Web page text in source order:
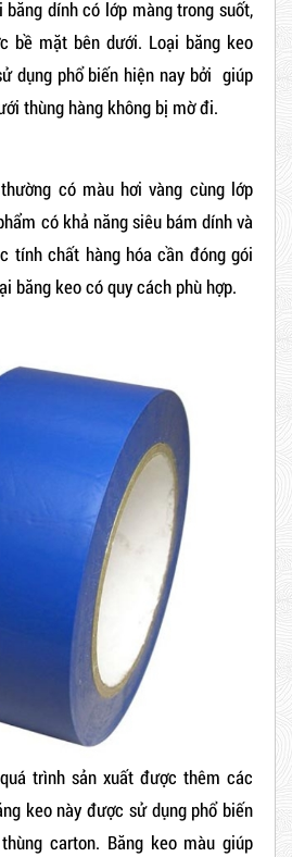
dính có lớp màng trong suốt,
bề mặt bên dưới. Loại băng keo
dụng phổ biến hiện nay bởi giúp
thùng hàng không bị mờ đi.
có màu hơi vàng cùng lớp
có khả năng siêu bám dính và
tính chất hàng hóa cần đóng gói
băng keo có quy cách phù hợp.
trình sản xuất được thêm các
keo này được sử dụng phổ biến
carton. Băng keo màu giúp